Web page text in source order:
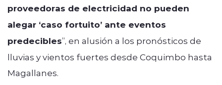
proveedoras de electricidad no pueden
alegar ‘caso fortuito’ ante eventos
predecibles”, en alusión a los pronósticos de
lluvias y vientos fuertes desde Coquimbo hasta
Magallanes.